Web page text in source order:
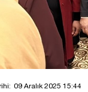
09 Aralık 2025 15:44